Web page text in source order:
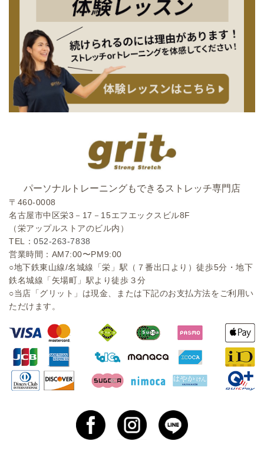
パーソナルトレーニングもできるストレッチ専門店
〒460-0008
名古屋市中区栄3－17－15エフエックスビル8F
（栄アップルストアのビル内）
TEL：052-263-7838
営業時間：AM7:00〜PM9:00
○地下鉄東山線/名城線「栄」駅（７番出口より）徒歩5分・地下
鉄名城線「矢場町」駅より徒歩３分
○当店「グリット」は現金、または下記のお支払方法をご利用い
ただけます。